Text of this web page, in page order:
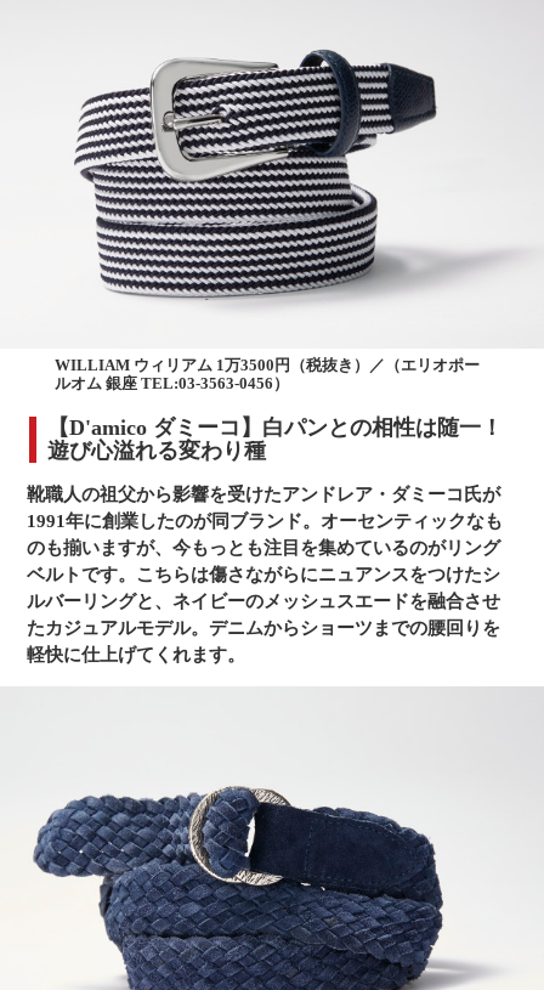
WILLIAM ウィリアム 1万3500円（税抜き）／（エリオポー
ルオム 銀座 TEL:03-3563-0456）
【D'amico ダミーコ】白パンとの相性は随一！
遊び心溢れる変わり種
靴職人の祖父から影響を受けたアンドレア・ダミーコ氏が
1991年に創業したのが同ブランド。オーセンティックなも
のも揃いますが、今もっとも注目を集めているのがリング
ベルトです。こちらは傷さながらにニュアンスをつけたシ
ルバーリングと、ネイビーのメッシュスエードを融合させ
たカジュアルモデル。デニムからショーツまでの腰回りを
軽快に仕上げてくれます。